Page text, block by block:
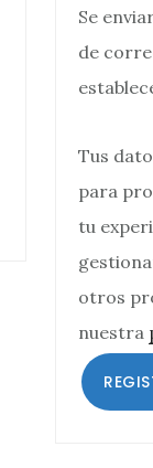
Se
de
Tus
para
tu
otros
nuestra